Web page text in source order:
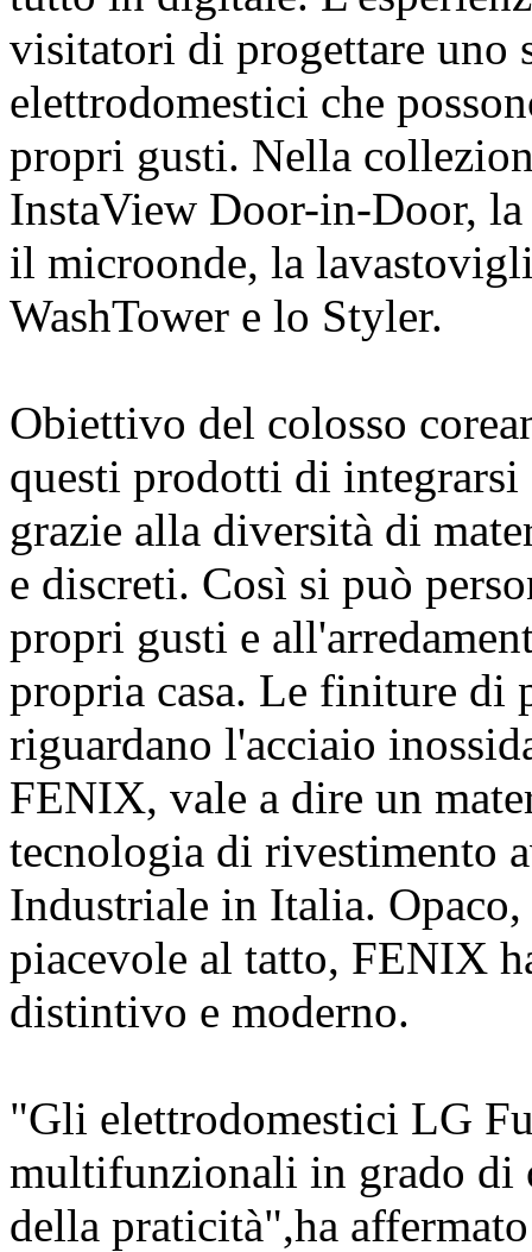
visitatori di progettare uno
elettrodomestici che
propri gusti. Nella
InstaView Door-in-Door,
il microonde, la
WashTower e lo Styler.
Obiettivo del colosso
questi prodotti di
grazie alla diversità di
e discreti. Così si può
propri gusti e
propria casa. Le finiture di
riguardano l'acciaio
FENIX, vale a dire un
tecnologia di rivestimento
Industriale in Italia.
piacevole al tatto, FENIX
distintivo e moderno.
"Gli elettrodomestici LG
multifunzionali in grado di
della praticità",ha